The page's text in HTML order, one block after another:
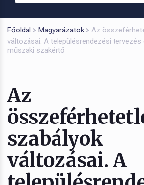
Főoldal Magyarázatok
Az
változásai. A településrendezési tervezés
műszaki szakértő
Az
szabályok
változásai. A